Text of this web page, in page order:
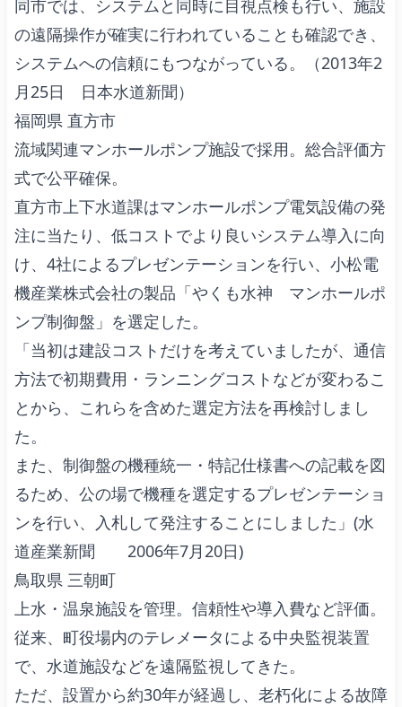
同市では、システムと同時に目視点検も行い、施設
の遠隔操作が確実に行われていることも確認でき、
システムへの信頼にもつながっている。（2013年2
月25日 日本水道新聞）
福岡県 直方市
流域関連マンホールポンプ施設で採用。総合評価方
式で公平確保。
直方市上下水道課はマンホールポンプ電気設備の発
注に当たり、低コストでより良いシステム導入に向
け、4社によるプレゼンテーションを行い、小松電
機産業株式会社の製品「やくも水神 マンホールポ
ンプ制御盤」を選定した。
「当初は建設コストだけを考えていましたが、通信
方法で初期費用・ランニングコストなどが変わるこ
とから、これらを含めた選定方法を再検討しまし
た。
また、制御盤の機種統一・特記仕様書への記載を図
るため、公の場で機種を選定するプレゼンテーショ
ンを行い、入札して発注することにしました」(水
道産業新聞 2006年7月20日)
鳥取県 三朝町
上水・温泉施設を管理。信頼性や導入費など評価。
従来、町役場内のテレメータによる中央監視装置
で、水道施設などを遠隔監視してきた。
ただ、設置から約30年が経過し、老朽化による故障